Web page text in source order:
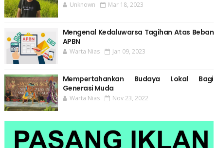
Unknown Mar 18, 2023
Mengenal Kedaluwarsa Tagihan Atas Beban
APBN
Warta Nias Jan 09, 2023
Mempertahankan Budaya Lokal Bagi
Generasi Muda
Warta Nias Nov 23, 2022